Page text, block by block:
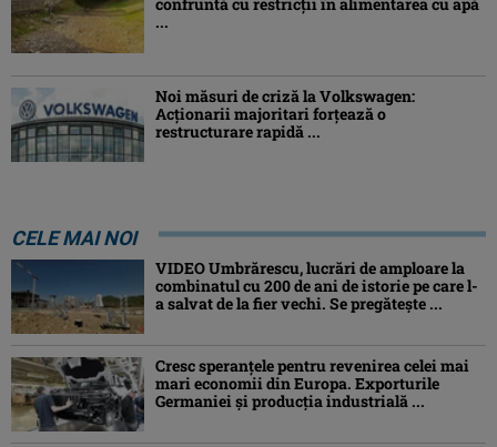
confruntă cu restricții în alimentarea cu apă
...
Noi măsuri de criză la Volkswagen:
Acționarii majoritari forțează o
restructurare rapidă ...
CELE MAI NOI
VIDEO Umbrărescu, lucrări de amploare la
combinatul cu 200 de ani de istorie pe care l-
a salvat de la fier vechi. Se pregătește ...
Cresc speranțele pentru revenirea celei mai
mari economii din Europa. Exporturile
Germaniei și producția industrială ...